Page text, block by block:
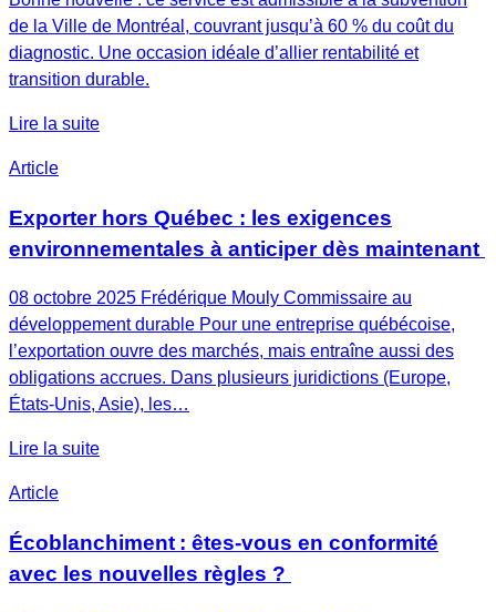
de la Ville de Montréal, couvrant jusqu’à 60 % du coût du
diagnostic. Une occasion idéale d’allier rentabilité et
transition durable.
Lire la suite
Article
Exporter hors Québec : les exigences
environnementales à anticiper dès maintenant
08 octobre 2025 Frédérique Mouly Commissaire au
développement durable Pour une entreprise québécoise,
l’exportation ouvre des marchés, mais entraîne aussi des
obligations accrues. Dans plusieurs juridictions (Europe,
États-Unis, Asie), les…
Lire la suite
Article
Écoblanchiment : êtes-vous en conformité
avec les nouvelles règles ?